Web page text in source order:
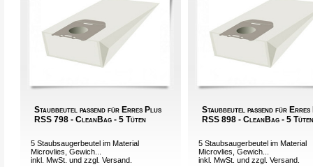
Staubbeutel passend für Erres Plus
RSS 798 - CleanBag - 5 Tüten
5 Staubsaugerbeutel im Material
Microvlies, Gewich...
inkl. MwSt. und zzgl.Versand
Staubbeutel passend für
RSS 898 - CleanBag - 5
5 Staubsaugerbeutel im Material
Microvlies, Gewich...
inkl. MwSt. und zzgl.Versand